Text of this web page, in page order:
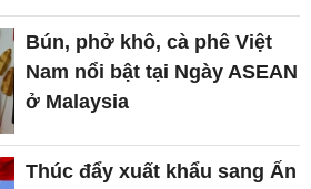
Bún, phở khô, cà phê Việt
Nam nổi bật tại Ngày ASEAN
ở Malaysia
Thúc đẩy xuất khẩu sang Ấn